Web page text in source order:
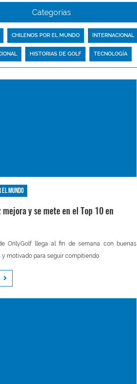
Categorías
CHILENOS POR EL MUNDO INTERNACIONAL
HISTORIAS DE GOLF TECNOLOGÍA
mundo
mejora y se mete en el Top 10 en
OnlyGolf llega al fin de semana con buenas
y motivado para seguir compitiendo